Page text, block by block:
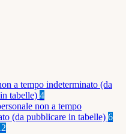
a tempo indeterminato (da
tabelle) 4
non a tempo
(da pubblicare in tabelle) 6